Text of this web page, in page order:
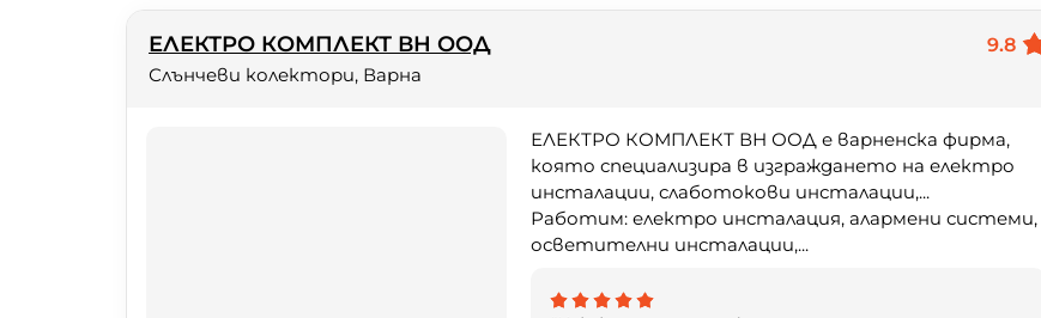
ЕЛЕКТРО КОМПЛЕКТ ВН ООД
9.8
Слънчеви колектори, Варна
ЕЛЕКТРО КОМПЛЕКТ ВН ООД е варненска фирма,
която специализира в изграждането на електро
инсталации, слаботокови инсталации,...
Работим: електро инсталация, алармени системи,
осветителни инсталации,...